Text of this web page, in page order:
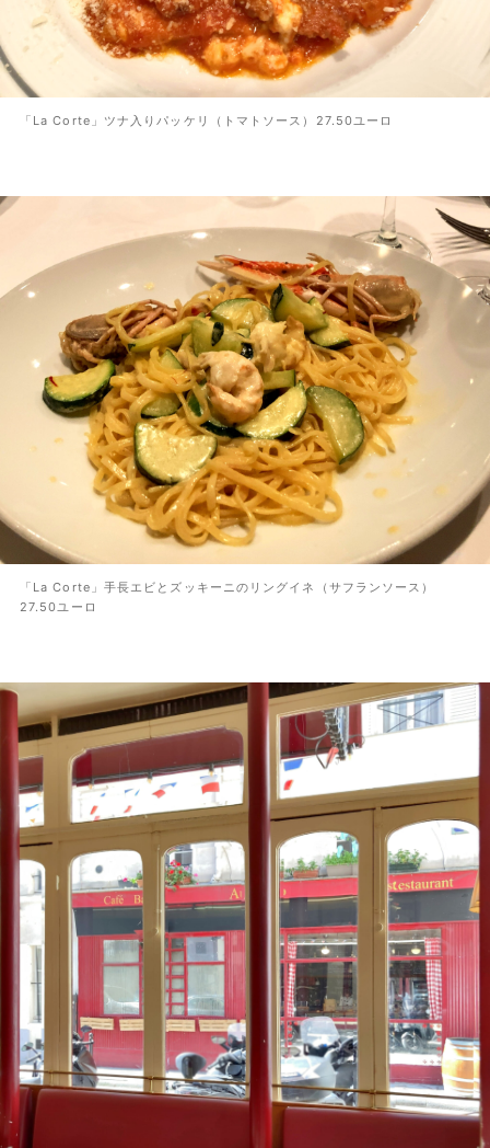
「La Corte」ツナ入りパッケリ（トマトソース）27.50ユーロ
「La Corte」手長エビとズッキーニのリングイネ（サフランソース）
27.50ユーロ